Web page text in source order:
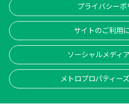
プライバシーポ
サイトのご利用
ソーシャルメディ
メトロプロパティー